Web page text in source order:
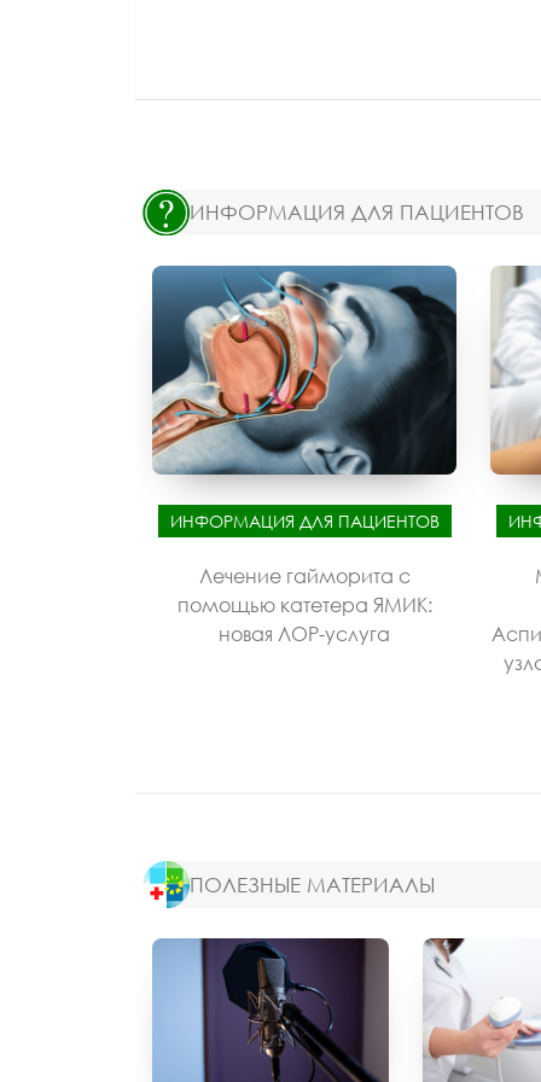
ИНФОРМАЦИЯ ДЛЯ ПАЦИЕНТОВ
ИНФОРМАЦИЯ ДЛЯ ПАЦИЕНТОВ
Лечение гайморита с
помощью катетера ЯМИК:
новая ЛОР-услуга
ПОЛЕЗНЫЕ МАТЕРИАЛЫ